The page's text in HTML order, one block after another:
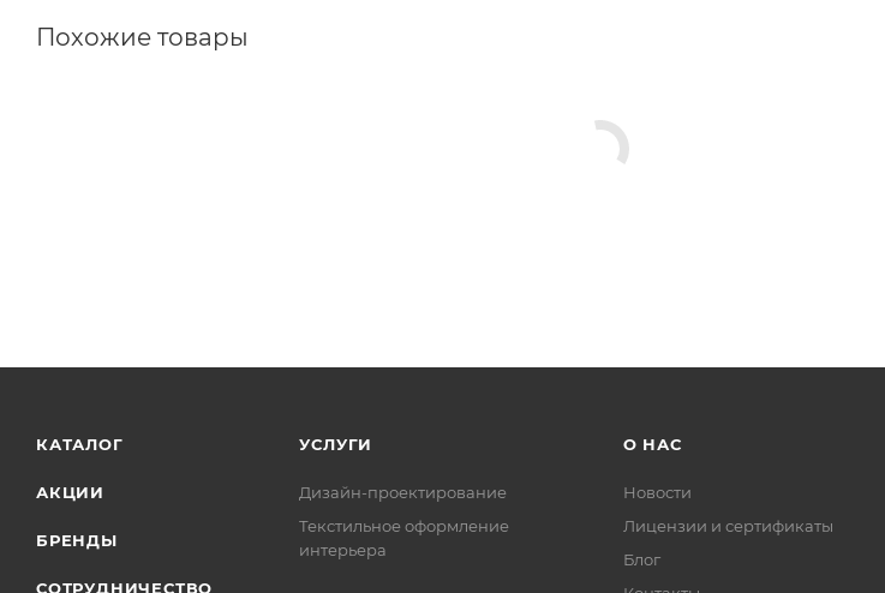
Похожие товары
КАТАЛОГ
АКЦИИ
БРЕНДЫ
СОТРУДНИЧЕСТВО
УСЛУГИ
Дизайн-проектирование
Текстильное оформление
интерьера
О НАС
Новости
Лицензии и сертификаты
Блог